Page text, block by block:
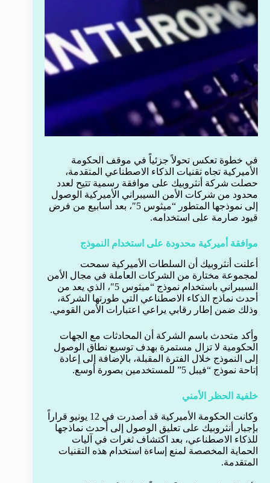
في خطوة تعكس تحولاً جزئياً في موقف الحكومة
الأميركية تجاه تقنيات الذكاء الاصطناعي المتقدمة،
حصلت شركة أنثروبيك على موافقة رسمية تتيح لعدد
محدود من شركات الأمن السيبراني الأميركية الوصول
إلى نموذجها المتطور “ميثوس 5″، بعد أسابيع من فرض
قيود صارمة على استخدامه.
موافقة أميركية محدودة على استخدام النموذج
أعلنت أنثروبيك أن السلطات الأميركية سمحت
لمجموعة مختارة من الشركات العاملة في مجال الأمن
السيبراني باستخدام نموذج “ميثوس 5″، الذي يعد من
أحدث نماذج الذكاء الاصطناعي التي طورتها الشركة،
وذلك ضمن إطار رقابي يراعي اعتبارات الأمن القومي.
وأكد متحدث باسم الشركة أن المحادثات مع الجهات
الحكومية لا تزال مستمرة بهدف توسيع نطاق الوصول
إلى النموذج خلال الفترة المقبلة، بالإضافة إلى إعادة
إتاحة نموذج “فيبل 5” للمستخدمين بصورة أوسع.
خلفية الحظر الأمني
وكانت الحكومة الأميركية قد أصدرت في 12 يونيو قراراً
بإجبار أنثروبيك على تعليق الوصول إلى أحدث نماذجها
للذكاء الاصطناعي، بعد اكتشاف ثغرات في آليات
الحماية المخصصة لمنع إساءة استخدام هذه التقنيات
المتقدمة.